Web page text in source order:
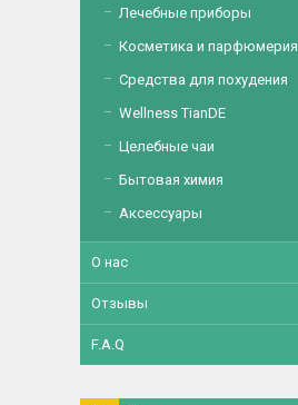
Лечебные приборы
Косметика и парфюмерия
Средства для похудения
Wellness TianDE
Целебные чаи
Бытовая химия
Аксессуары
О нас
Отзывы
F.A.Q